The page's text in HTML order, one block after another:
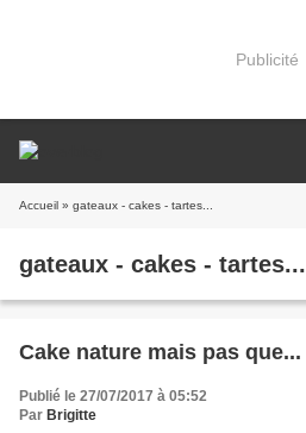
Publicité
Accueil » gateaux - cakes - tartes...
gateaux - cakes - tartes...
Cake nature mais pas que...
Publié le 27/07/2017 à 05:52
Par Brigitte